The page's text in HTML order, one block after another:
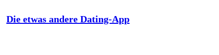
Die etwas andere Dating-App